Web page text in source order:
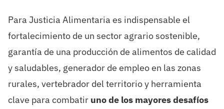
Para Justicia Alimentaria es indispensable el
fortalecimiento de un sector agrario sostenible,
garantía de una producción de alimentos de calidad
y saludables, generador de empleo en las zonas
rurales, vertebrador del territorio y herramienta
clave para combatir uno de los mayores desafíos